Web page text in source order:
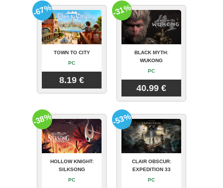
TOWN TO CITY
PC
8.19 €
-67%
BLACK MYTH:
WUKONG
PC
40.99 €
-31%
HOLLOW KNIGHT:
SILKSONG
PC
-38%
CLAIR OBSCUR:
EXPEDITION 33
PC
-53%